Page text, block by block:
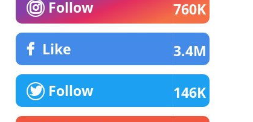
Follow 760K
Like 3.4M
Follow 146K